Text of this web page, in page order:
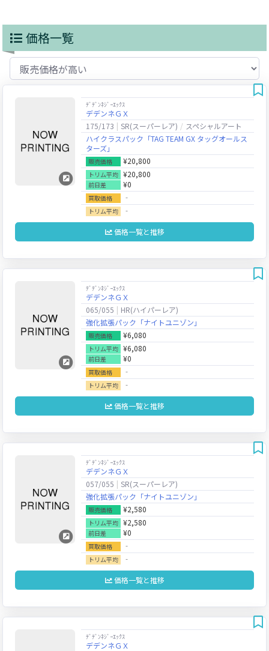
価格一覧
ﾃﾞﾃﾞﾝﾈｼﾞｰｴｯｸｽ
デデンネＧＸ
175/173
SR(スーパーレア)
スペシャルアート
ハイクラスパック「TAG TEAM GX タッグオールス
ターズ」
販売価格 ¥20,800
トリム平均 ¥20,800
前日差 ¥0
買取価格 ‐
トリム平均 ‐
価格一覧と推移
ﾃﾞﾃﾞﾝﾈｼﾞｰｴｯｸｽ
デデンネＧＸ
065/055
HR(ハイパーレア)
強化拡張パック「ナイトユニゾン」
販売価格 ¥6,080
トリム平均 ¥6,080
前日差 ¥0
買取価格 ‐
トリム平均 ‐
価格一覧と推移
ﾃﾞﾃﾞﾝﾈｼﾞｰｴｯｸｽ
デデンネＧＸ
057/055
SR(スーパーレア)
強化拡張パック「ナイトユニゾン」
販売価格 ¥2,580
トリム平均 ¥2,580
前日差 ¥0
買取価格 ‐
トリム平均 ‐
価格一覧と推移
ﾃﾞﾃﾞﾝﾈｼﾞｰｴｯｸｽ
デデンネＧＸ